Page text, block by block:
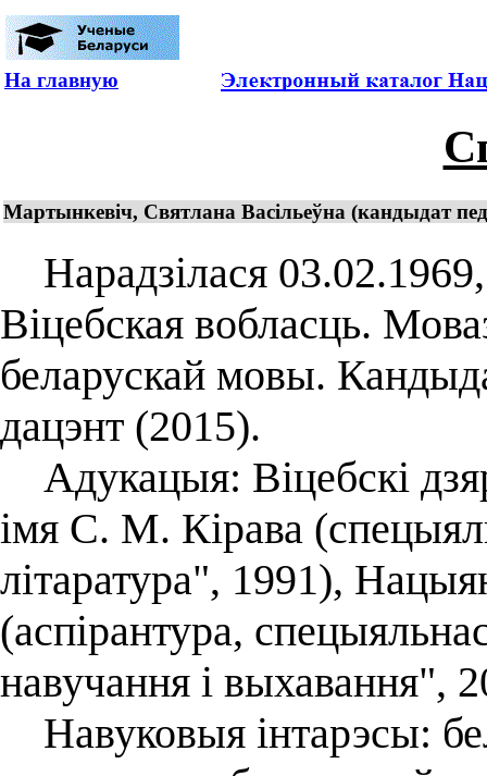
На главную
Мартынкевіч, Святлана Васільеўна (кандыдат
Нарадзілася
Віцебская вобласць.
беларускай мовы.
дацэнт (2015).
Адукацыя: Віцебскі
імя С. М. Кірава
літаратура", 1991),
(аспірантура,
навучання і выхавання",
Навуковыя інтарэсы: